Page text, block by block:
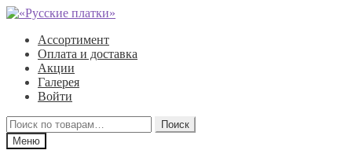
Перейти
навигации
Перейти
содержимому
Ассортимент
Оплата и доставка
Акции
Галерея
Войти
Искать:
Поиск
Меню